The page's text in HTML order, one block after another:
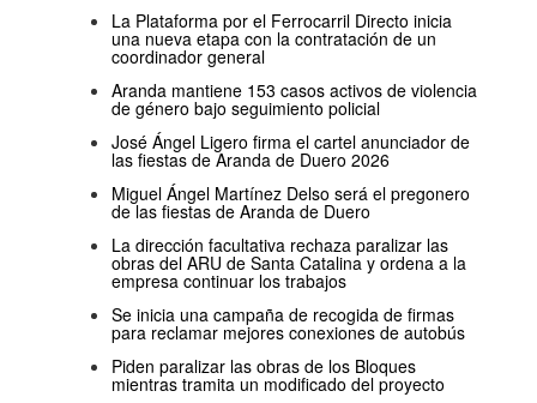
La Plataforma por el Ferrocarril Directo inicia
una nueva etapa con la contratación de un
coordinador general
Aranda mantiene 153 casos activos de violencia
de género bajo seguimiento policial
José Ángel Ligero firma el cartel anunciador de
las fiestas de Aranda de Duero 2026
Miguel Ángel Martínez Delso será el pregonero
de las fiestas de Aranda de Duero
La dirección facultativa rechaza paralizar las
obras del ARU de Santa Catalina y ordena a la
empresa continuar los trabajos
Se inicia una campaña de recogida de firmas
para reclamar mejores conexiones de autobús
Piden paralizar las obras de los Bloques
mientras tramita un modificado del proyecto